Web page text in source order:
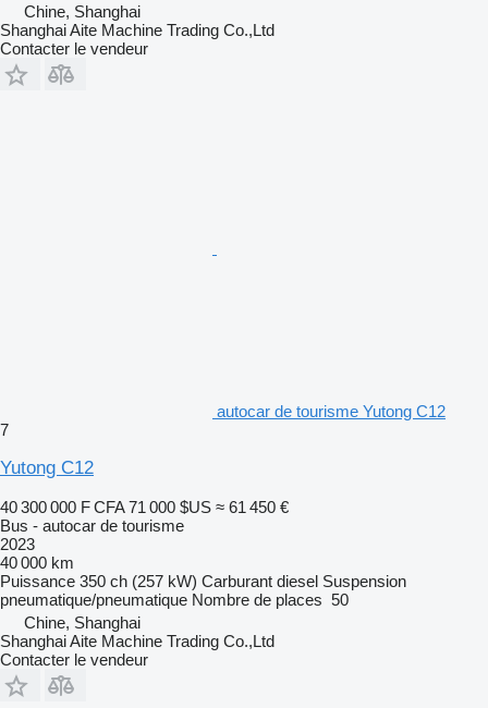
Chine, Shanghai
Shanghai Aite Machine Trading Co.,Ltd
Contacter le vendeur
autocar de tourisme Yutong C12
7
Yutong C12
40 300 000 F CFA 71 000 $US ≈ 61 450 €
Bus - autocar de tourisme
2023
40 000 km
Puissance 350 ch (257 kW) Carburant diesel Suspension
pneumatique/pneumatique Nombre de places 50
Chine, Shanghai
Shanghai Aite Machine Trading Co.,Ltd
Contacter le vendeur